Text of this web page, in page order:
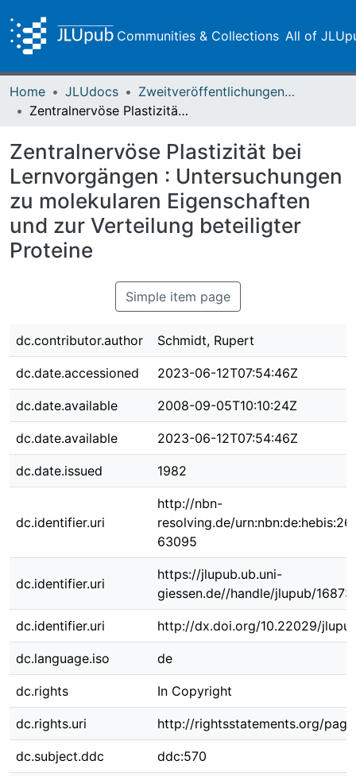
Communities & Collections All of
Home JLUdocs
Zweitveröffentlichungen (grüner Weg)
Zentralnervöse Plastizität bei Lernvorgängen : Untersuchungen zu molekularen Eigenschaften und zur Verteilung beteiligter Proteine
Zentralnervöse Plastizität bei
Lernvorgängen : Untersuchungen
zu molekularen Eigenschaften
und zur Verteilung beteiligter
Proteine
Simple item page
dc.contributor.author Schmidt, Rupert
dc.date.accessioned 2023-06-12T07:54:46Z
dc.date.available 2008-09-05T10:10:24Z
dc.date.available 2023-06-12T07:54:46Z
dc.date.issued 1982
dc.identifier.uri
http://nbn-
resolving.de/
63095
dc.identifier.uri
https://jlupub.ub.uni-
giessen.de//handle/jlupub/16873
dc.identifier.uri http://dx.doi.org/10.22029/
dc.language.iso de
dc.rights In Copyright
dc.rights.uri http://rightsstatements.org/
dc.subject.ddc ddc:570